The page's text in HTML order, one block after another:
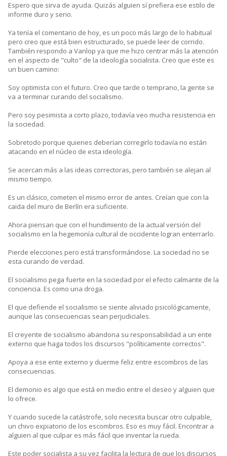
Espero que sirva de ayuda. Quizás alguien sí prefiera ese estilo de
informe duro y serio.
Ya tenía el comentario de hoy, es un poco más largo de lo habitual
pero creo que está bien estructurado, se puede leer de corrido.
También respondo a Vanlop ya que me hizo centrar más la atención
en el aspecto de "culto" de la ideología socialista. Creo que este es
un buen camino:
Soy optimista con el futuro. Creo que tarde o temprano, la gente se
va a terminar curando del socialismo.
Pero soy pesimista a corto plazo, todavía veo mucha resistencia en
la sociedad.
Sobretodo porque quienes deberían corregirlo todavía no están
atacando en el núcleo de esta ideología.
Se acercan más a las ideas correctoras, pero también se alejan al
mismo tiempo.
Es un clásico, cometen el mismo error de antes. Creían que con la
caida del muro de Berlín era suficiente.
Ahora piensan que con el hundimiento de la actual versión del
socialismo en la hegemonía cultural de occidente logran enterrarlo.
Pierde elecciones pero está transformándose. La sociedad no se
esta curando de verdad.
El socialismo pega fuerte en la sociedad por el efecto calmante de la
conciencia. Es como una droga.
El que defiende el socialismo se siente aliviado psicológicamente,
aunque las consecuencias sean perjudiciales.
El creyente de socialismo abandona su responsabilidad a un ente
externo que haga todos los discursos "políticamente correctos".
Apoya a ese ente externo y duerme feliz entre escombros de las
consecuencias.
El demonio es algo que está en medio entre el deseo y alguien que
lo ofrece.
Y cuando sucede la catástrofe, solo necesita buscar otro culpable,
un chivo expiatorio de los escombros. Eso es muy fácil. Encontrar a
alguien al que culpar es más fácil que inventar la rueda.
Este poder socialista a su vez facilita la lectura de que los discursos